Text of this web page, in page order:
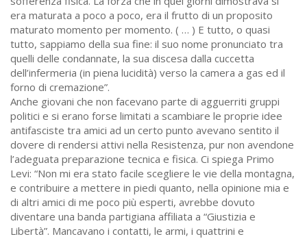
era maturata a poco a poco, era il frutto di un proposito
maturato momento per momento. ( … ) E tutto, o quasi
tutto, sappiamo della sua fine: il suo nome pronunciato tra
quelli delle condannate, la sua discesa dalla cuccetta
dell’infermeria (in piena lucidità) verso la camera a gas ed il
forno di cremazione”.
Anche giovani che non facevano parte di agguerriti gruppi
politici e si erano forse limitati a scambiare le proprie idee
antifasciste tra amici ad un certo punto avevano sentito il
dovere di rendersi attivi nella Resistenza, pur non avendone
l’adeguata preparazione tecnica e fisica. Ci spiega Primo
Levi: “Non mi era stato facile scegliere le vie della montagna,
e contribuire a mettere in piedi quanto, nella opinione mia e
di altri amici di me poco più esperti, avrebbe dovuto
diventare una banda partigiana affiliata a “Giustizia e
Libertà”. Mancavano i contatti, le armi, i quattrini e